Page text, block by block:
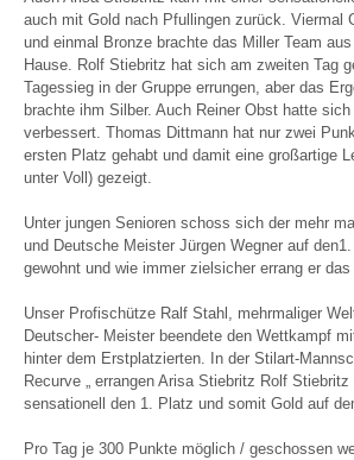
auch mit Gold nach Pfullingen zurück. Viermal
und einmal Bronze brachte das Miller Team
Hause. Rolf Stiebritz hat sich am zweiten Tag
Tagessieg in der Gruppe errungen, aber das
brachte ihm Silber. Auch Reiner Obst hatte
verbessert. Thomas Dittmann hat nur zwei
ersten Platz gehabt und damit eine großartige
unter Voll) gezeigt.
Unter jungen Senioren schoss sich der mehr
und Deutsche Meister Jürgen Wegner auf
gewohnt und wie immer zielsicher errang er das
Unser Profischütze Ralf Stahl, mehrmaliger
Deutscher- Meister beendete den Wettkampf
hinter dem Erstplatzierten. In der Stilart-
Recurve „ errangen Arisa Stiebritz Rolf
sensationell den 1. Platz und somit Gold auf
Pro Tag je 300 Punkte möglich / geschossen